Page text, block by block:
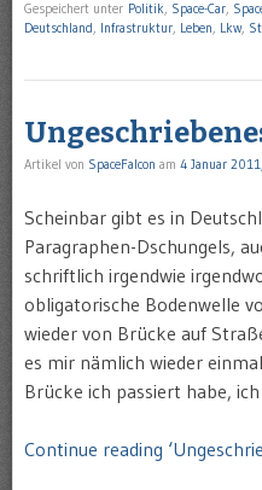
Gespeichert unter Politik Space-Car
Deutschland Infrastruktur Leben Lkw,
Artikel von SpaceFalcon am 4 Januar
Scheinbar gibt es in
Paragraphen-Dschungels,
schriftlich irgendwie
obligatorische Bodenwelle
wieder von Brücke auf
es mir nämlich wieder
Brücke ich passiert habe,
Continue reading